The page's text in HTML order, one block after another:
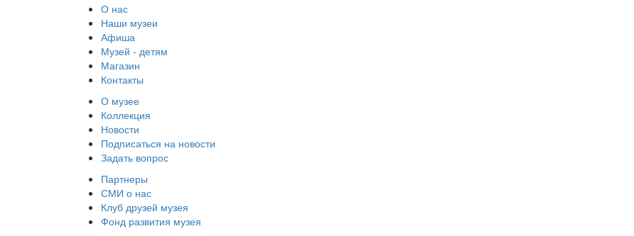
О нас
Наши музеи
Афиша
Музей - детям
Магазин
Контакты
О музее
Коллекция
Новости
Подписаться на новости
Задать вопрос
Партнеры
СМИ о нас
Клуб друзей музея
Фонд развития музея